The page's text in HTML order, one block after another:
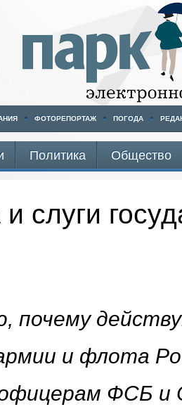
ФОТОРЕПОРТАЖ ПОГОДА
Политика Общество
и слуги
почему
и флота
ФСБ и